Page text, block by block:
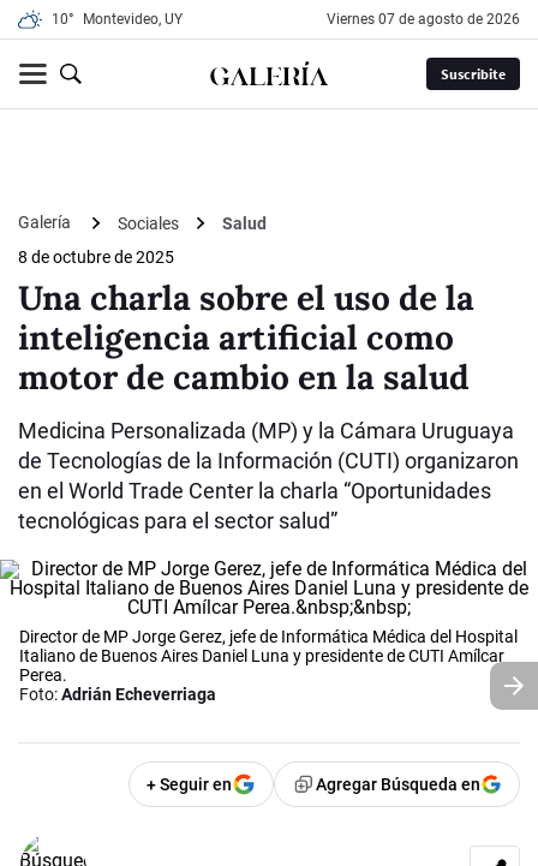
10° Montevideo, UY viernes 07 de agosto de 2026
Suscribite
Galería Sociales
Salud
8 de octubre de 2025
Una charla sobre el uso de la
inteligencia artificial como
motor de cambio en la salud
Medicina Personalizada (MP) y la Cámara Uruguaya
de Tecnologías de la Información (CUTI) organizaron
en el World Trade Center la charla “Oportunidades
tecnológicas para el sector salud”
Director de MP Jorge Gerez, jefe de Informática Médica del Hospital
Italiano de Buenos Aires Daniel Luna y presidente de CUTI Amílcar
Perea.
Foto:Adrián Echeverriaga
+ Seguir en Agregar Búsqueda en